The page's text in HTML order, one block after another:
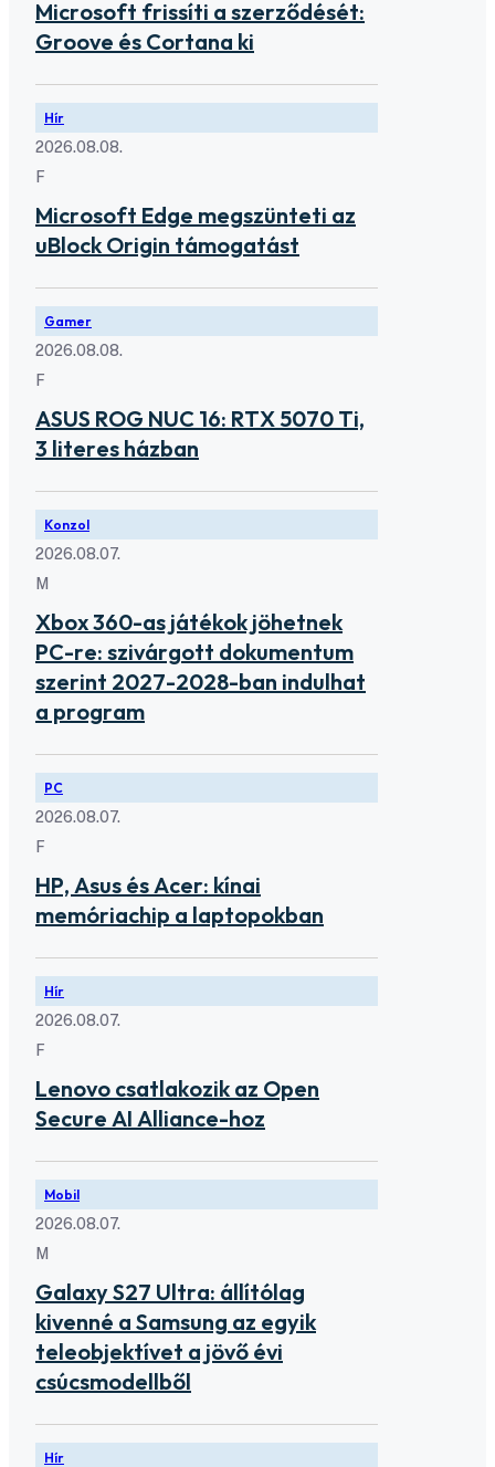
Microsoft frissíti a szerződését:
Groove és Cortana ki
Hír
2026.08.08.
F
Microsoft Edge megszünteti az
uBlock Origin támogatást
Gamer
2026.08.08.
F
ASUS ROG NUC 16: RTX 5070 Ti,
3 literes házban
Konzol
2026.08.07.
M
Xbox 360-as játékok jöhetnek
PC-re: szivárgott dokumentum
szerint 2027-2028-ban indulhat
a program
PC
2026.08.07.
F
HP, Asus és Acer: kínai
memóriachip a laptopokban
Hír
2026.08.07.
F
Lenovo csatlakozik az Open
Secure AI Alliance-hoz
Mobil
2026.08.07.
M
Galaxy S27 Ultra: állítólag
kivenné a Samsung az egyik
teleobjektívet a jövő évi
csúcsmodellből
Hír